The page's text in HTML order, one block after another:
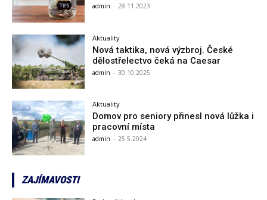
admin - 28.11.2023
Aktuality
Nová taktika, nová výzbroj. České
dělostřelectvo čeká na Caesar
admin - 30.10.2025
Aktuality
Domov pro seniory přinesl nová lůžka i
pracovní místa
admin - 25.5.2024
ZAJÍMAVOSTI